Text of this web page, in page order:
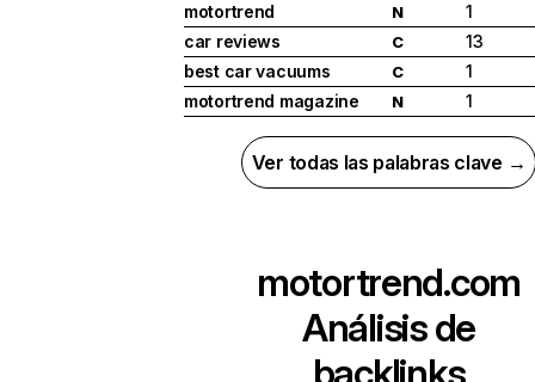
motortrend
N
1
car reviews
C
13
best car vacuums
C
1
motortrend magazine
N 1
Ver todas las palabras clave →
motortrend.com
Análisis de